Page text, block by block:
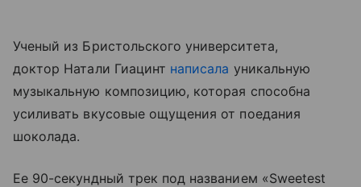
Ученый из Бристольского университета,
доктор Натали Гиацинт написала уникальную
музыкальную композицию, которая способна
усиливать вкусовые ощущения от поедания
шоколада.
Ее 90-секундный трек под названием «Sweetest